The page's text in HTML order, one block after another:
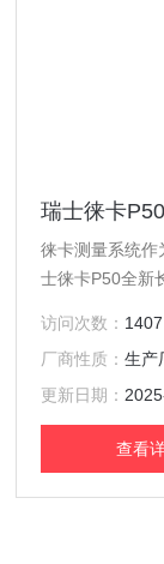
瑞士徕卡
徕卡测量系统
士徕卡P50全新
技术和HDR图
徕卡
离及各种扫描任
访问次数： 1407
厂商性质：生产
更新日期：
查看